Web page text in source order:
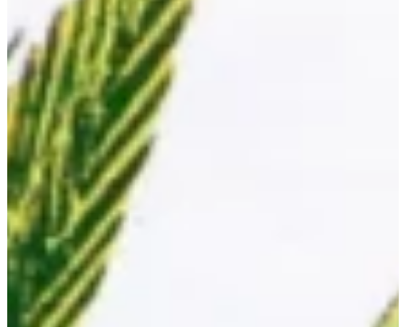
Na escola
Na família
Colunas
Conteúdos
Colecionáveis
Cursos On line